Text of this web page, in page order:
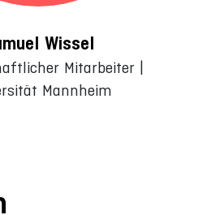
Wissel
Mitarbeiter |
Mannheim